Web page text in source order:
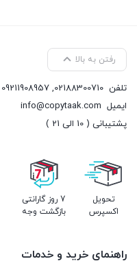
رفتن به بالا
تلفن 02188300710
,
09211908957
ایمیل info@copytaak.com
پشتیبانی ( 10 الی 21 )
تحویل
اکسپرس
7 روز گارانتی
بازگشت وجه
راهنمای خرید و خدمات